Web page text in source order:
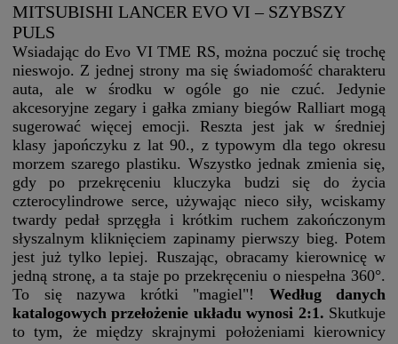
MITSUBISHI LANCER EVO VI – SZYBSZY
PULS
Wsiadając do Evo VI TME RS, można poczuć się trochę
nieswojo. Z jednej strony ma się świadomość charakteru
auta, ale w środku w ogóle go nie czuć. Jedynie
akcesoryjne zegary i gałka zmiany biegów Ralliart mogą
sugerować więcej emocji. Reszta jest jak w średniej
klasy japończyku z lat 90., z typowym dla tego okresu
morzem szarego plastiku. Wszystko jednak zmienia się,
gdy po przekręceniu kluczyka budzi się do życia
czterocylindrowe serce, używając nieco siły, wciskamy
twardy pedał sprzęgła i krótkim ruchem zakończonym
słyszalnym kliknięciem zapinamy pierwszy bieg. Potem
jest już tylko lepiej. Ruszając, obracamy kierownicę w
jedną stronę, a ta staje po przekręceniu o niespełna 360°.
To się nazywa krótki "magiel"! Według danych
katalogowych przełożenie układu wynosi 2:1. Skutkuje
to tym, że między skrajnymi położeniami kierownicy